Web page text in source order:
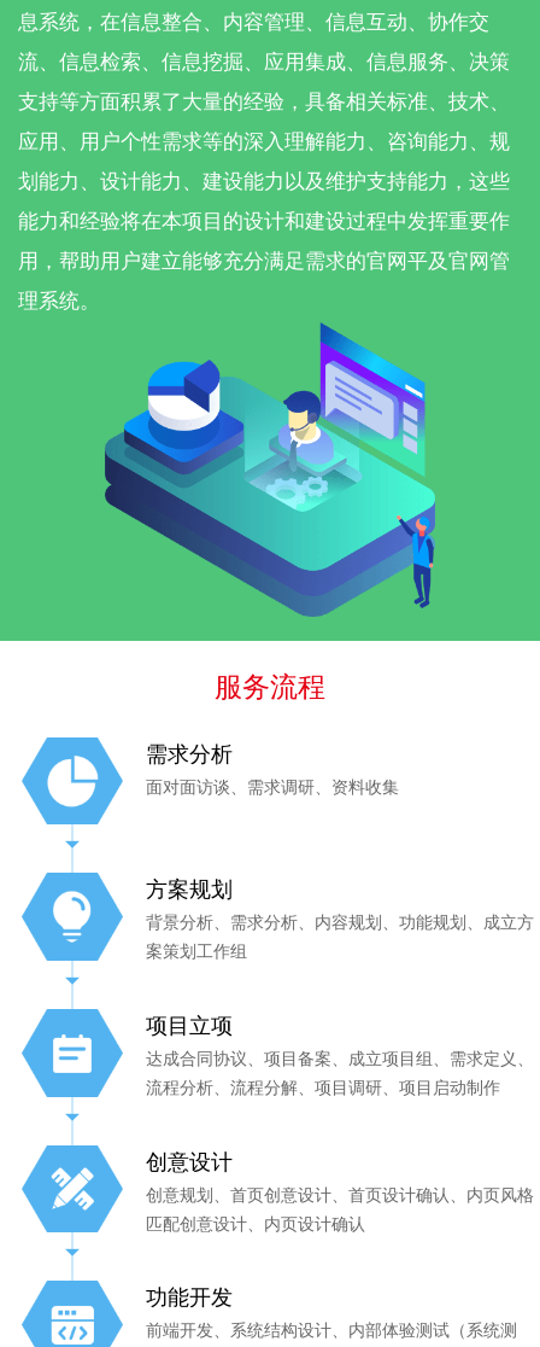
息系统，在信息整合、内容管理、信息互动、协作交
流、信息检索、信息挖掘、应用集成、信息服务、决策
支持等方面积累了大量的经验，具备相关标准、技术、
应用、用户个性需求等的深入理解能力、咨询能力、规
划能力、设计能力、建设能力以及维护支持能力，这些
能力和经验将在本项目的设计和建设过程中发挥重要作
用，帮助用户建立能够充分满足需求的官网平及官网管
理系统。
服务流程
需求分析
面对面访谈、需求调研、资料收集
方案规划
背景分析、需求分析、内容规划、功能规划、成立方
案策划工作组
项目立项
达成合同协议、项目备案、成立项目组、需求定义、
流程分析、流程分解、项目调研、项目启动制作
创意设计
创意规划、首页创意设计、首页设计确认、内页风格
匹配创意设计、内页设计确认
功能开发
前端开发、系统结构设计、内部体验测试（系统测